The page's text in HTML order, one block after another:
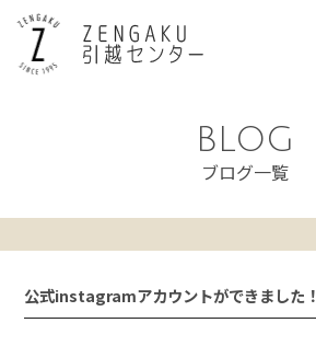
BLOG
ブログ一覧
公式instagramアカウントができました！